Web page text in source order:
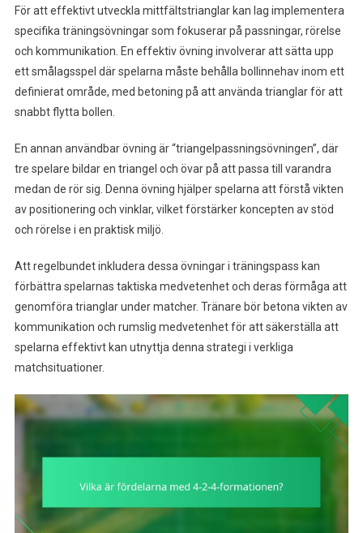
För att effektivt utveckla mittfältstrianglar kan lag implementera
specifika träningsövningar som fokuserar på passningar, rörelse
och kommunikation. En effektiv övning involverar att sätta upp
ett smålagsspel där spelarna måste behålla bollinnehav inom ett
definierat område, med betoning på att använda trianglar för att
snabbt flytta bollen.
En annan användbar övning är “triangelpassningsövningen”, där
tre spelare bildar en triangel och övar på att passa till varandra
medan de rör sig. Denna övning hjälper spelarna att förstå vikten
av positionering och vinklar, vilket förstärker koncepten av stöd
och rörelse i en praktisk miljö.
Att regelbundet inkludera dessa övningar i träningspass kan
förbättra spelarnas taktiska medvetenhet och deras förmåga att
genomföra trianglar under matcher. Tränare bör betona vikten av
kommunikation och rumslig medvetenhet för att säkerställa att
spelarna effektivt kan utnyttja denna strategi i verkliga
matchsituationer.